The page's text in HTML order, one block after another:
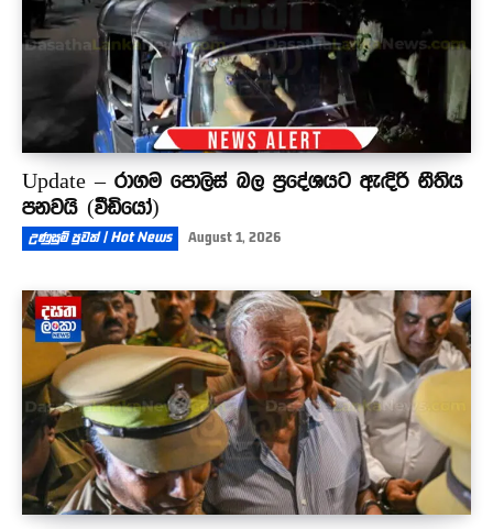
Update – රාගම පොලිස් බල ප්‍රදේශයට ඇඳිරි නීතිය
පනවයි (වීඩියෝ)
උණුසුම් පුවත් | Hot News August 1, 2026